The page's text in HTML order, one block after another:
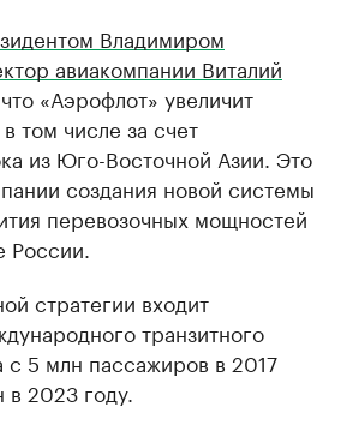
Владимиром
авиакомпании Виталий
«Аэрофлот» увеличит
том числе за счет
из Юго-Восточной Азии. Это
создания новой системы
перевозочных мощностей
России.
стратегии входит
транзитного
с 5 млн пассажиров в 2017
в 2023 году.